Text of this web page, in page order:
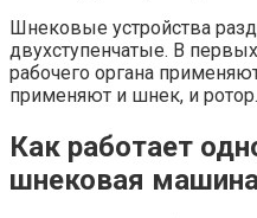
Шнековые устройства
двухступенчатые. В
рабочего органа
применяют и шнек, и ротор.
Как работает
шнековая машина